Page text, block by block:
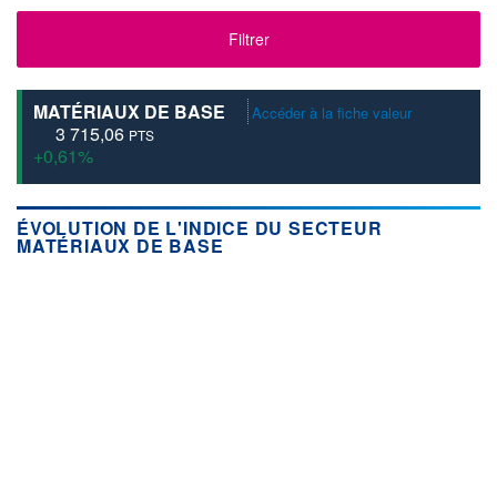
Filtrer
MATÉRIAUX DE BASE
3 715,06 PTS
+0,61%
Accéder à la fiche valeur
ÉVOLUTION DE L'INDICE DU SECTEUR
MATÉRIAUX DE BASE